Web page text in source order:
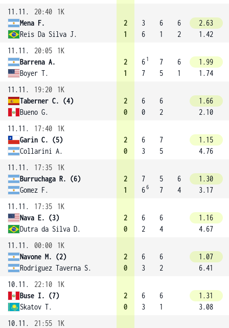
11.11.
20:40
1K
Mena F.
Reis Da Silva J.
2
1
3
6
6
1
6
2
2.63
1.42
11.11.
20:05
1K
Barrena A.
Boyer T.
2
1
6 1
7
7
5
6
1
1.99
1.74
11.11.
19:20
1K
Taberner C. (4)
Bueno G.
2
0
6
0
6
2
1.66
2.10
11.11.
17:40
1K
Garin C. (5)
Collarini A.
2
0
6
3
7
5
1.15
4.76
11.11.
17:35
1K
Burruchaga R. (6)
Gomez F.
2
1
7
66
5
7
6
4
1.30
3.17
11.11.
17:35
1K
Nava E. (3)
Dutra da Silva D.
2
0
6
2
6
4
1.16
4.67
11.11.
00:00
1K
Navone M. (2)
Rodriguez Taverna S.
2
0
6
3
6
2
1.07
6.41
10.11.
22:10
1K
Buse I. (7)
Skatov T.
2
0
6
3
6
1
1.31
3.08
10.11.
21:55
1K